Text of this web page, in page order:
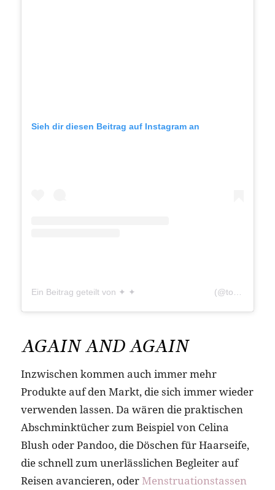
Sieh dir diesen Beitrag auf Instagram an
Ein Beitrag geteilt von ✦ ✦ ⠀⠀⠀⠀⠀⠀⠀⠀⠀⠀⠀⠀ (@touche_perso)
AGAIN AND AGAIN
Inzwischen kommen auch immer mehr
Produkte auf den Markt, die sich immer wieder
verwenden lassen. Da wären die praktischen
Abschminktücher zum Beispiel von Celina
Blush oder Pandoo, die Döschen für Haarseife,
die schnell zum unerlässlichen Begleiter auf
Reisen avancieren, oderMenstruationstassen